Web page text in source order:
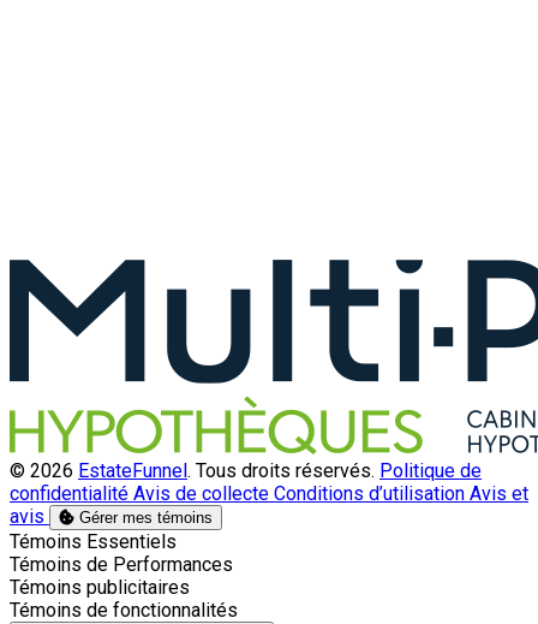
© 2026 EstateFunnel. Tous droits réservés. Politique de
confidentialité Avis de collecte Conditions d’utilisation Avis et
avis
Gérer mes témoins
Activer
Témoins Essentiels
Activer
Témoins de Performances
Activer
Témoins publicitaires
Activer
Témoins de fonctionnalités